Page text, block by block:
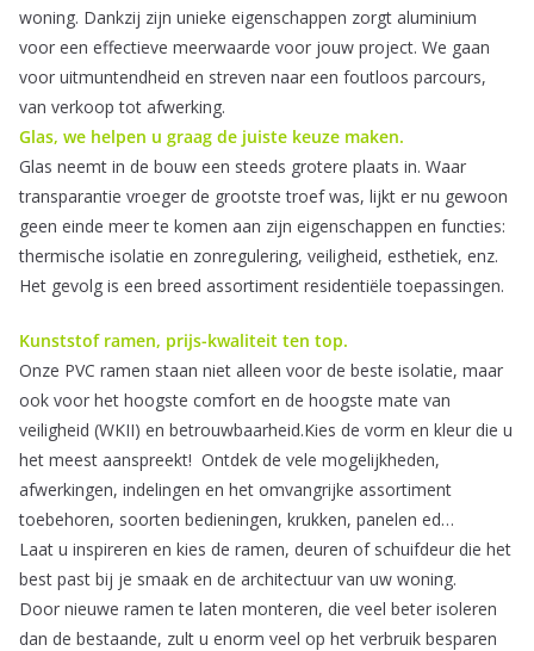
woning. Dankzij zijn unieke eigenschappen zorgt aluminium
voor een effectieve meerwaarde voor jouw project. We gaan
voor uitmuntendheid en streven naar een foutloos parcours,
van verkoop tot afwerking.
Glas, we helpen u graag de juiste keuze maken.
Glas neemt in de bouw een steeds grotere plaats in. Waar
transparantie vroeger de grootste troef was, lijkt er nu gewoon
geen einde meer te komen aan zijn eigenschappen en functies:
thermische isolatie en zonregulering, veiligheid, esthetiek, enz.
Het gevolg is een breed assortiment residentiële toepassingen.
Kunststof ramen, prijs-kwaliteit ten top.
Onze PVC ramen staan niet alleen voor de beste isolatie, maar
ook voor het hoogste comfort en de hoogste mate van
veiligheid (WKII) en betrouwbaarheid.Kies de vorm en kleur die u
het meest aanspreekt! Ontdek de vele mogelijkheden,
afwerkingen, indelingen en het omvangrijke assortiment
toebehoren, soorten bedieningen, krukken, panelen ed…
Laat u inspireren en kies de ramen, deuren of schuifdeur die het
best past bij je smaak en de architectuur van uw woning.
Door nieuwe ramen te laten monteren, die veel beter isoleren
dan de bestaande, zult u enorm veel op het verbruik besparen